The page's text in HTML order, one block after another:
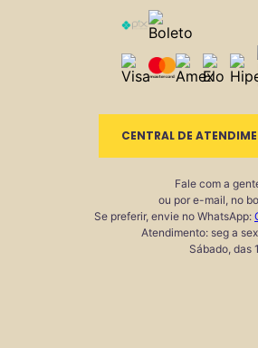
CENTRAL DE
Fale com a
ou por e-mail, no
Se preferir, envie no WhatsApp:
Atendimento: seg a
Sábado, das